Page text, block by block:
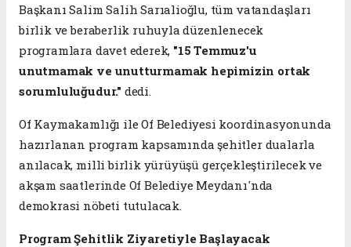
Başkanı Salim Salih Sarıalioğlu, tüm vatandaşları
birlik ve beraberlik ruhuyla düzenlenecek
programlara davet ederek, "15 Temmuz'u
unutmamak ve unutturmamak hepimizin ortak
sorumluluğudur." dedi.
Of Kaymakamlığı ile Of Belediyesi koordinasyonunda
hazırlanan program kapsamında şehitler dualarla
anılacak, milli birlik yürüyüşü gerçekleştirilecek ve
akşam saatlerinde Of Belediye Meydanı'nda
demokrasi nöbeti tutulacak.
Program Şehitlik Ziyaretiyle Başlayacak